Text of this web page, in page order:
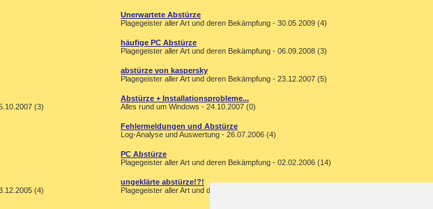
Unerwartete Abstürze
Plagegeister aller Art und deren Bekämpfung - 30.05.2009 (4)
häufige PC Abstürze
Plagegeister aller Art und deren Bekämpfung - 06.09.2008 (3)
abstürze von kaspersky
Plagegeister aller Art und deren Bekämpfung - 23.12.2007 (5)
(3)
Abstürze + Installationsprobleme...
Alles rund um Windows - 24.10.2007 (0)
Fehlermeldungen und Abstürze
Log-Analyse und Auswertung - 26.07.2006 (4)
PC Abstürze
Plagegeister aller Art und deren Bekämpfung - 02.02.2006 (14)
(4)
ungeklärte abstürze!?!
Plagegeister aller Art und deren Bekämpfung - 27.11.2005 (1)